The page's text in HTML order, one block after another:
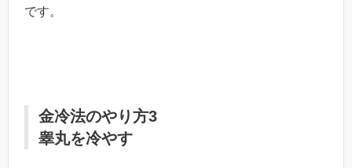
です。
金冷法のやり方3
睾丸を冷やす